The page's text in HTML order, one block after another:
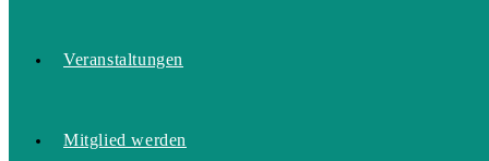
Veranstaltungen
Mitglied werden